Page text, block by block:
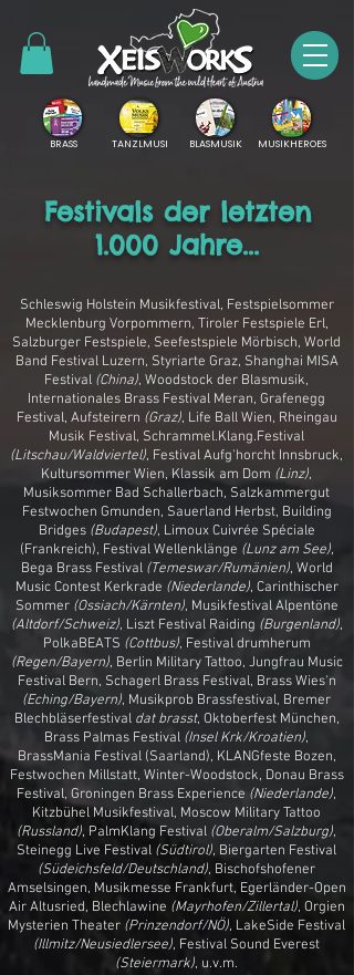
BRASS TANZLMUSI BLASMUSIK MUSIKHEROES
Festivals der letzten
1.000 Jahre...
Schleswig Holstein Musikfestival, Festspielsommer
Mecklenburg Vorpommern, Tiroler Festspiele Erl,
Salzburger Festspiele, Seefestspiele Mörbisch, World
Band Festival Luzern, Styriarte Graz, Shanghai MISA
Festival (China), Woodstock der Blasmusik,
Internationales Brass Festival Meran, Grafenegg
Festival, Aufsteirern (Graz), Life Ball Wien, Rheingau
Musik Festival, Schrammel.Klang.Festival
(Litschau/Waldviertel), Festival Aufg'horcht Innsbruck,
Kultursommer Wien, Klassik am Dom (Linz),
Musiksommer Bad Schallerbach, Salzkammergut
Festwochen Gmunden, Sauerland Herbst, Building
Bridges (Budapest), Limoux Cuivrée Spéciale
(Frankreich), Festival Wellenklänge (Lunz am See),
Bega Brass Festival (Temeswar/Rumänien), World
Music Contest Kerkrade (Niederlande), Carinthischer
Sommer (Ossiach/Kärnten), Musikfestival Alpentöne
(Altdorf/Schweiz), Liszt Festival Raiding (Burgenland),
PolkaBEATS (Cottbus), Festival drumherum
(Regen/Bayern), Berlin Military Tattoo, Jungfrau Music
Festival Bern, Schagerl Brass Festival, Brass Wies'n
(Eching/Bayern), Musikprob Brassfestival, Bremer
Blechbläserfestival dat brasst, Oktoberfest München,
Brass Palmas Festival (Insel Krk/Kroatien),
BrassMania Festival (Saarland), KLANGfeste Bozen,
Festwochen Millstatt, Winter-Woodstock, Donau Brass
Festival, Groningen Brass Experience (Niederlande),
Kitzbühel Musikfestival, Moscow Military Tattoo
(Russland), PalmKlang Festival (Oberalm/Salzburg),
Steinegg Live Festival (Südtirol), Biergarten Festival
(Südeichsfeld/Deutschland), Bischofshofener
Amselsingen, Musikmesse Frankfurt, Egerländer-Open
Air Altusried, Blechlawine (Mayrhofen/Zillertal), Orgien
Mysterien Theater (Prinzendorf/NÖ), LakeSide Festival
(Illmitz/Neusiedlersee), Festival Sound Everest
(Steiermark), u.v.m.